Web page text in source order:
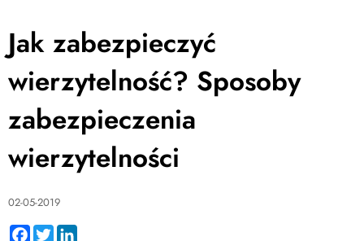
Jak zabezpieczyć
wierzytelność? Sposoby
zabezpieczenia
wierzytelności
02-05-2019
Facebook
Twitter